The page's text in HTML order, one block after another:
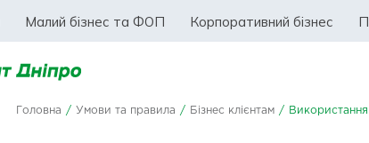
Малий бізнес та ФОП Корпоративний бізнес
Головна / Умови та правила / Бізнес клієнтам / Використання